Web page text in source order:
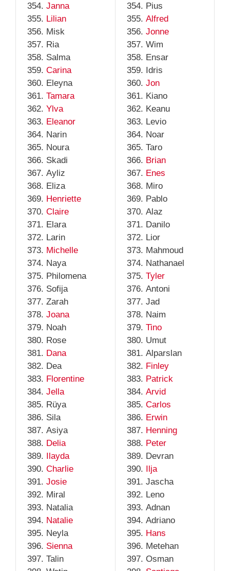
Janna
Lilian
Misk
Ria
Salma
Carina
Eleyna
Tamara
Ylva
Eleanor
Narin
Noura
Skadi
Ayliz
Eliza
Henriette
Claire
Elara
Larin
Michelle
Naya
Philomena
Sofija
Zarah
Joana
Noah
Rose
Dana
Dea
Florentine
Jella
Rüya
Sila
Asiya
Delia
Ilayda
Charlie
Josie
Miral
Natalia
Natalie
Neyla
Sienna
Talin
Pius
Alfred
Jonne
Wim
Ensar
Idris
Jon
Kiano
Keanu
Levio
Noar
Taro
Brian
Enes
Miro
Pablo
Alaz
Danilo
Lior
Mahmoud
Nathanael
Tyler
Antoni
Jad
Naim
Tino
Umut
Alparslan
Finley
Patrick
Arvid
Carlos
Erwin
Henning
Peter
Devran
Ilja
Jascha
Leno
Adnan
Adriano
Hans
Metehan
Osman